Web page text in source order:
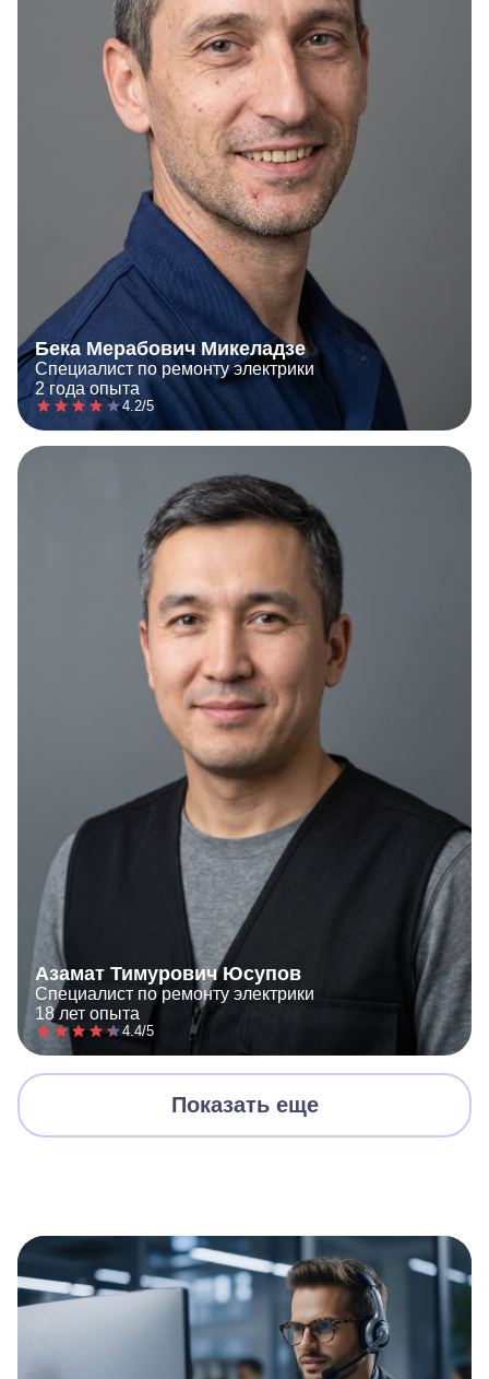
Бека Мерабович Микеладзе
Специалист по ремонту электрики
2 года опыта
4.2/5
Азамат Тимурович Юсупов
Специалист по ремонту электрики
18 лет опыта
4.4/5
Показать еще